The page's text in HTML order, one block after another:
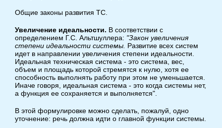
Общие законы развития ТС.
Увеличение идеальности. В соответствии с
определением Г.С. Альтшуллера: "Закон увеличения
степени идеальности системы. Развитие всех систем
идет в направлении увеличения степени идеальности.
Идеальная техническая система - это система, вес,
объем и площадь которой стремятся к нулю, хотя ее
способность выполнять работу при этом не уменьшается.
Иначе говоря, идеальная система - это когда системы нет,
а функция ее сохраняется и выполняется".
В этой формулировке можно сделать, пожалуй, одно
уточнение: речь должна идти о главной функции системы.